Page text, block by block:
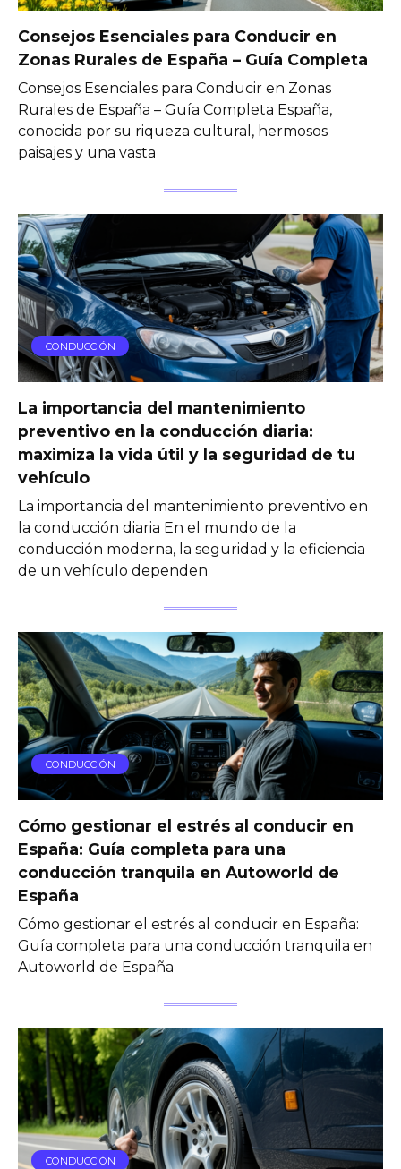
Consejos Esenciales para Conducir en
Zonas Rurales de España – Guía Completa
Consejos Esenciales para Conducir en Zonas
Rurales de España – Guía Completa España,
conocida por su riqueza cultural, hermosos
paisajes y una vasta
CONDUCCIÓN
La importancia del mantenimiento
preventivo en la conducción diaria:
maximiza la vida útil y la seguridad de tu
vehículo
La importancia del mantenimiento preventivo en
la conducción diaria En el mundo de la
conducción moderna, la seguridad y la eficiencia
de un vehículo dependen
CONDUCCIÓN
Cómo gestionar el estrés al conducir en
España: Guía completa para una
conducción tranquila en Autoworld de
España
Cómo gestionar el estrés al conducir en España:
Guía completa para una conducción tranquila en
Autoworld de España
CONDUCCIÓN